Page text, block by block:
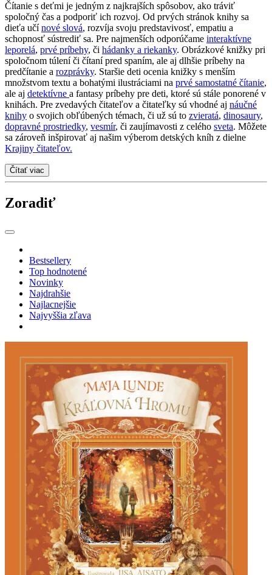
Čítanie s deťmi je jedným z najkrajších spôsobov, ako tráviť
spoločný čas a podporiť ich rozvoj. Od prvých stránok knihy sa
dieťa učínové slová, rozvíja svoju predstavivosť, empatiu a
schopnosť sústrediť sa. Pre najmenších odporúčame interaktívne
leporelá, prvé príbehy, či hádanky a riekanky. Obrázkové knižky pri
spoločnom túlení či čítaní pred spaním, ale aj dlhšie príbehy na
predčítanie a rozprávky. Staršie deti ocenia knižky s menším
množstvom textu a bohatými ilustráciami na prvé samostatné čítanie,
ale aj detektívne a fantasy príbehy pre deti, ktoré sú stále ponorené v
knihách. Pre zvedavých čitateľov a čitateľky sú vhodné aj náučné
knihy o svojich obľúbených témach, či už sú to zvieratá, dinosaury,
dopravné prostriedky, vesmír, či zaujímavosti z celého sveta. Môžete
sa zároveň inšpirovať aj našim výberom detských kníh z dielne
Krajiny čitateľov.
Čítať viac
Zoradiť
Bestsellery
Top hodnotené
Novinky
Najdrahšie
Najlacnejšie
Najvyššia zľava